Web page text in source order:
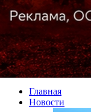
Главная
Новости